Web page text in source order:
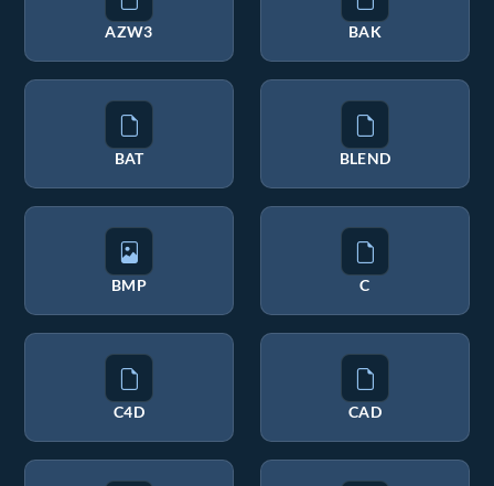
AZW3 BAK
BAT BLEND
BMP C
C4D CAD